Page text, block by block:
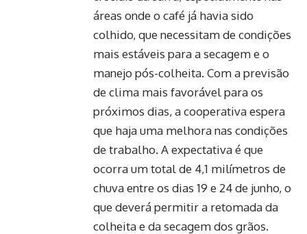
áreas onde o café já havia sido
colhido, que necessitam de condições
mais estáveis para a secagem e o
manejo pós-colheita. Com a previsão
de clima mais favorável para os
próximos dias, a cooperativa espera
que haja uma melhora nas condições
de trabalho. A expectativa é que
ocorra um total de 4,1 milímetros de
chuva entre os dias 19 e 24 de junho, o
que deverá permitir a retomada da
colheita e da secagem dos grãos.